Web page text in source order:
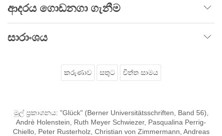
ආදරය ගොඩනගා ගැනීම
සාරාංශය
කරුණාව සතුට චිත්ත සාමය
මුල් ප්‍රකාශනය: "Glück" (Berner Universitätsschriften, Band 56),
Andrè Holenstein, Ruth Meyer Schwiezer, Pasqualina Perrig-
Chiello, Peter Rusterholz, Christian von Zimmermann, Andreas